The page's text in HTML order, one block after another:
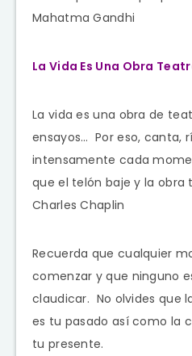
Mahatma Gandhi
La Vida Es Una Obra
La vida es una obra de
ensayos… Por eso, canta,
intensamente cada
que el telón baje y la obra
Charles Chaplin
Recuerda que cualquier
comenzar y que ninguno
claudicar. No olvides que
es tu pasado así como la
tu presente.